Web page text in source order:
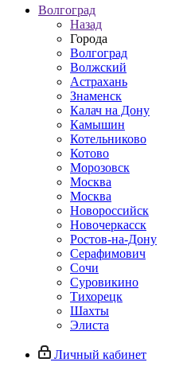
Волгоград
Назад
Города
Волгоград
Волжский
Астрахань
Знаменск
Калач на Дону
Камышин
Котельниково
Котово
Морозовск
Москва
Москва
Новороссийск
Новочеркасск
Ростов-на-Дону
Серафимович
Сочи
Суровикино
Тихорецк
Шахты
Элиста
Личный кабинет